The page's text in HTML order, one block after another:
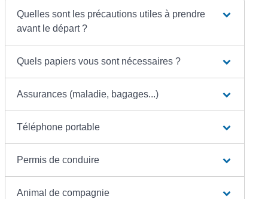
Quelles sont les précautions utiles à prendre
avant le départ ?
Quels papiers vous sont nécessaires ?
Assurances (maladie, bagages...)
Téléphone portable
Permis de conduire
Animal de compagnie